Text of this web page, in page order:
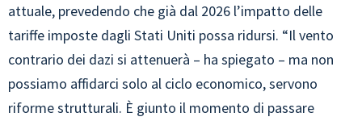
attuale, prevedendo che già dal 2026 l’impatto delle
tariffe imposte dagli Stati Uniti possa ridursi. “Il vento
contrario dei dazi si attenuerà – ha spiegato – ma non
possiamo affidarci solo al ciclo economico, servono
riforme strutturali. È giunto il momento di passare